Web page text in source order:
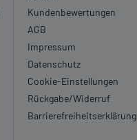
Kundenbewertungen
AGB
Impressum
Datenschutz
Cookie-Einstellungen
Rückgabe/Widerruf
Barrierefreiheitserklärung